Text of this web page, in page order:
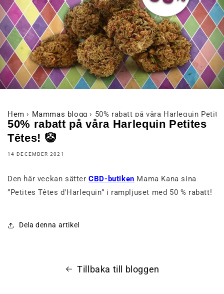
Hem › Mammas blogg › 50% rabatt på våra Harlequin
50% rabatt på våra Harlequin Petites
Têtes! 🤡
14 DECEMBER 2021
Den här veckan sätterCBD-butiken Mama Kana sina
”Petites Têtes d'Harlequin” i rampljuset med 50 % rabatt!
Dela denna artikel
Tillbaka till bloggen